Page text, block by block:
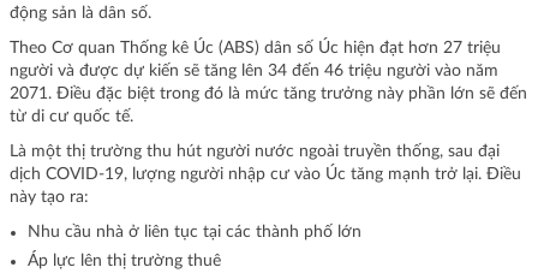
động sản là dân số.
Theo Cơ quan Thống kê Úc (ABS) dân số Úc hiện đạt hơn 27 triệu
người và được dự kiến sẽ tăng lên 34 đến 46 triệu người vào năm
2071. Điều đặc biệt trong đó là mức tăng trưởng này phần lớn sẽ đến
từ di cư quốc tế.
Là một thị trường thu hút người nước ngoài truyền thống, sau đại
dịch COVID-19, lượng người nhập cư vào Úc tăng mạnh trở lại. Điều
này tạo ra:
Nhu cầu nhà ở liên tục tại các thành phố lớn
Áp lực lên thị trường thuê